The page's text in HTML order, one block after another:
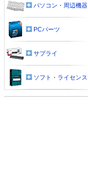
パソコン・周辺機器
PCパーツ
サプライ
ソフト・ライセンス